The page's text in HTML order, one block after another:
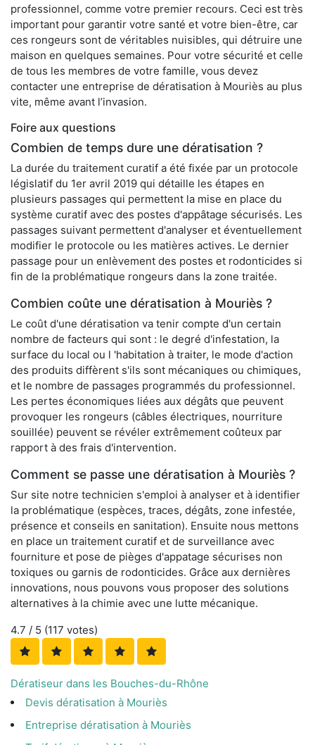
professionnel, comme votre premier recours. Ceci est très
important pour garantir votre santé et votre bien-être, car
ces rongeurs sont de véritables nuisibles, qui détruire une
maison en quelques semaines. Pour votre sécurité et celle
de tous les membres de votre famille, vous devez
contacter une entreprise de dératisation à Mouriès au plus
vite, même avant l’invasion.
Foire aux questions
Combien de temps dure une dératisation ?
La durée du traitement curatif a été fixée par un protocole
législatif du 1er avril 2019 qui détaille les étapes en
plusieurs passages qui permettent la mise en place du
système curatif avec des postes d'appâtage sécurisés. Les
passages suivant permettent d'analyser et éventuellement
modifier le protocole ou les matières actives. Le dernier
passage pour un enlèvement des postes et rodonticides si
fin de la problématique rongeurs dans la zone traitée.
Combien coûte une dératisation à Mouriès ?
Le coût d'une dératisation va tenir compte d'un certain
nombre de facteurs qui sont : le degré d'infestation, la
surface du local ou l 'habitation à traiter, le mode d'action
des produits diffèrent s'ils sont mécaniques ou chimiques,
et le nombre de passages programmés du professionnel.
Les pertes économiques liées aux dégâts que peuvent
provoquer les rongeurs (câbles électriques, nourriture
souillée) peuvent se révéler extrêmement coûteux par
rapport à des frais d'intervention.
Comment se passe une dératisation à Mouriès ?
Sur site notre technicien s'emploi à analyser et à identifier
la problématique (espèces, traces, dégâts, zone infestée,
présence et conseils en sanitation). Ensuite nous mettons
en place un traitement curatif et de surveillance avec
fourniture et pose de pièges d'appatage sécurises non
toxiques ou garnis de rodonticides. Grâce aux dernières
innovations, nous pouvons vous proposer des solutions
alternatives à la chimie avec une lutte mécanique.
4.7 / 5 (117 votes)
Dératiseur dans les Bouches-du-Rhône
Devis dératisation à Mouriès
Entreprise dératisation à Mouriès